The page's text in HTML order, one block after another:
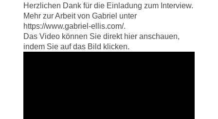
Herzlichen Dank für die Einladung zum Interview.
Mehr zur Arbeit von Gabriel unter
https://www.gabriel-ellis.com/.
Das Video können Sie direkt hier anschauen,
indem Sie auf das Bild klicken.